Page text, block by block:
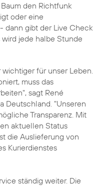
den Richtfunk
oder eine
dann gibt der Live Check
jede halbe Stunde
für unser Leben.
muss das
sagt René
Deutschland. "Unseren
Transparenz. Mit
aktuellen Status
die Auslieferung von
Kurierdienstes
ständig weiter. Die